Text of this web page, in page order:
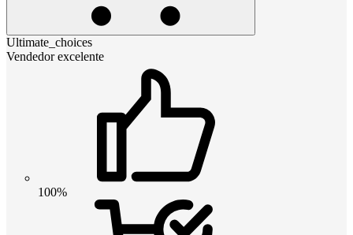
Ultimate_choices
Vendedor excelente
100%